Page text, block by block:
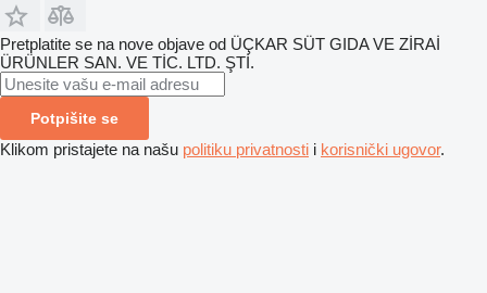
Pretplatite se na nove objave od ÜÇKAR SÜT GIDA VE ZİRAİ
ÜRÜNLER SAN. VE TİC. LTD. ŞTİ.
Potpišite se
Klikom pristajete na našu politiku privatnosti i korisnički ugovor.